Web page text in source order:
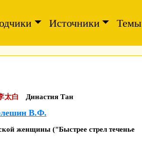
Источники Темы
太白 Династия Тан
В.Ф.
женщины ("Быстрее стрел теченье